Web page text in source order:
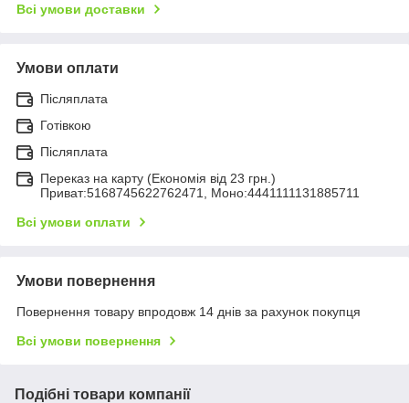
Всі умови доставки
Умови оплати
Післяплата
Готівкою
Післяплата
Переказ на карту (Економія від 23 грн.)
Приват:5168745622762471, Моно:4441111131885711
Всі умови оплати
Умови повернення
Повернення товару впродовж 14 днів за рахунок покупця
Всі умови повернення
Подібні товари компанії